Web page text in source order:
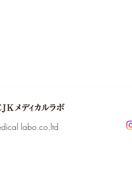
labo.co.ltd